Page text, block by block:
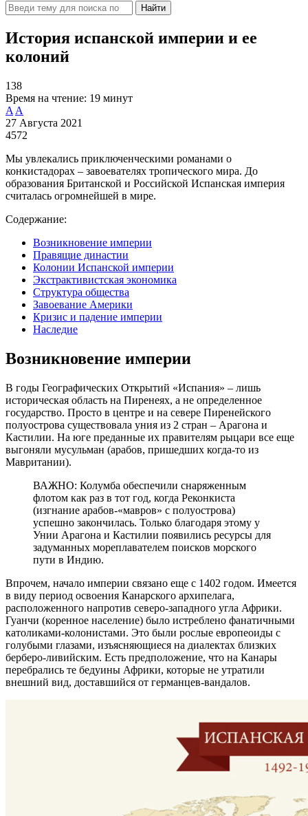
Найти
История испанской империи и ее
колоний
138
Время на чтение: 19 минут
A A
27 Августа 2021
4572
Мы увлекались приключенческими романами о
конкистадорах – завоевателях тропического мира. До
образования Британской и Российской Испанская империя
считалась огромнейшей в мире.
Содержание:
Возникновение империи
Правящие династии
Колонии Испанской империи
Экстрактивистская экономика
Структура общества
Завоевание Америки
Кризис и падение империи
Наследие
Возникновение империи
В годы Географических Открытий «Испания» – лишь
историческая область на Пиренеях, а не определенное
государство. Просто в центре и на севере Пиренейского
полуострова существовала уния из 2 стран – Арагона и
Кастилии. На юге преданные их правителям рыцари все еще
выгоняли мусульман (арабов, пришедших когда-то из
Мавритании).
ВАЖНО: Колумба обеспечили снаряженным
флотом как раз в тот год, когда Реконкиста
(изгнание арабов-«мавров» с полуострова)
успешно закончилась. Только благодаря этому у
Унии Арагона и Кастилии появились ресурсы для
задуманных мореплавателем поисков морского
пути в Индию.
Впрочем, начало империи связано еще с 1402 годом. Имеется
в виду период освоения Канарского архипелага,
расположенного напротив северо-западного угла Африки.
Гуанчи (коренное население) было истреблено фанатичными
католиками-колонистами. Это были рослые европеоиды с
голубыми глазами, изъясняющиеся на диалектах близких
берберо-ливийским. Есть предположение, что на Канары
перебрались те бедуины Африки, которые не утратили
внешний вид, доставшийся от германцев-вандалов.